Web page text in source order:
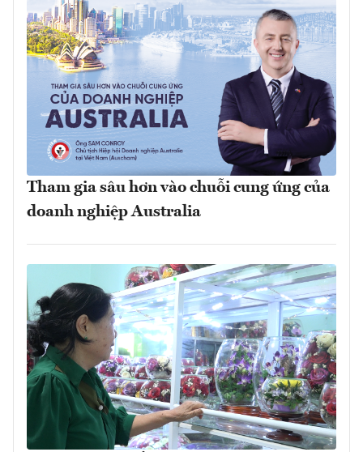
Tham gia sâu hơn vào chuỗi cung ứng của
doanh nghiệp Australia